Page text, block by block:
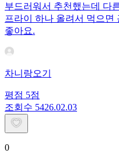
부드러워서 추천했는데 다
프라이 하나 올려서 먹으면
좋아요.
차니랑오기
평점 5점
조회수 5426.02.03
0